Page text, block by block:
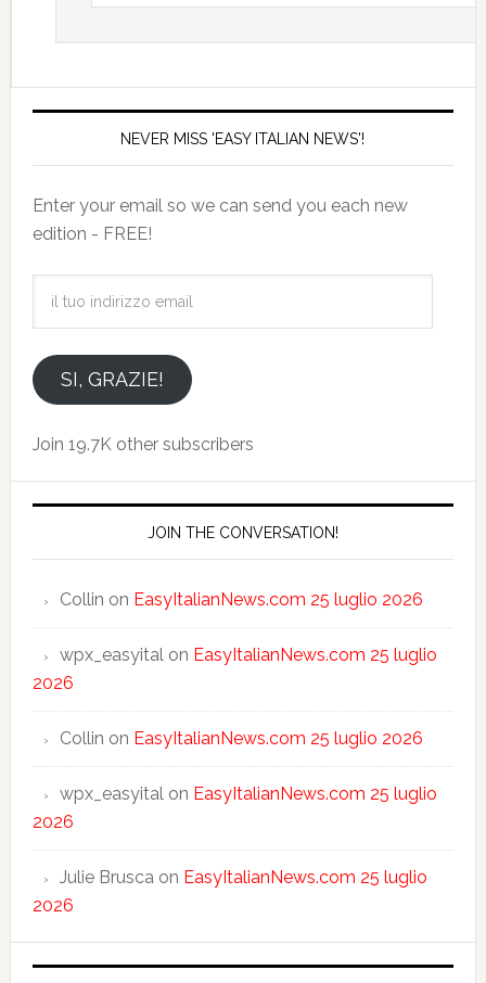
NEVER MISS 'EASY ITALIAN NEWS'!
Enter your email so we can send you each new
edition - FREE!
emailSI, GRAZIE!
Join 19.7K other subscribers
JOIN THE CONVERSATION!
Collin on EasyItalianNews.com 25 luglio 2026
wpx_easyitalon EasyItalianNews.com 25 luglio
2026
Collin on EasyItalianNews.com 25 luglio 2026
wpx_easyitalon EasyItalianNews.com 25 luglio
2026
Julie Bruscaon EasyItalianNews.com 25 luglio
2026